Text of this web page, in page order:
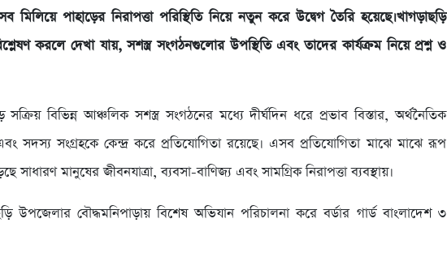
মিলিয়ে পাহাড়ের নিরাপত্তা পরিস্থিতি নিয়ে নতুন করে উদ্বেগ তৈরি হয়েছে।খাগড়াছড়ি
করলে দেখা যায়, সশস্ত্র সংগঠনগুলোর উপস্থিতি এবং তাদের কার্যক্রম নিয়ে প্রশ্ন ও
সক্রিয় বিভিন্ন আঞ্চলিক সশস্ত্র সংগঠনের মধ্যে দীর্ঘদিন ধরে প্রভাব বিস্তার, অর্থনৈতিক
সদস্য সংগ্রহকে কেন্দ্র করে প্রতিযোগিতা রয়েছে। এসব প্রতিযোগিতা মাঝে মাঝে রূপ
সাধারণ মানুষের জীবনযাত্রা, ব্যবসা-বাণিজ্য এবং সামগ্রিক নিরাপত্তা ব্যবস্থায়।
উপজেলার বৌদ্ধমনিপাড়ায় বিশেষ অভিযান পরিচালনা করে বর্ডার গার্ড বাংলাদেশ ৩